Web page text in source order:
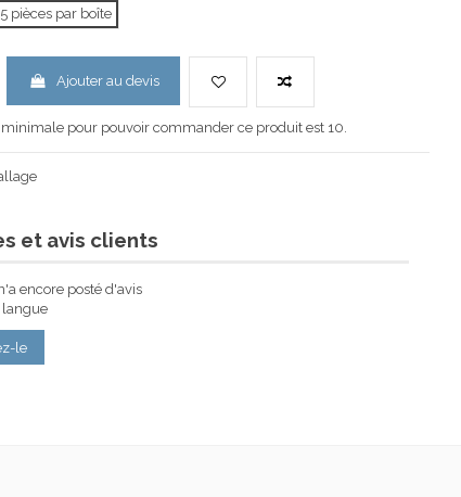
pièces par boîte
Ajouter au devis
pour pouvoir commander ce produit est 10.
et avis clients
encore posté d'avis
langue
le